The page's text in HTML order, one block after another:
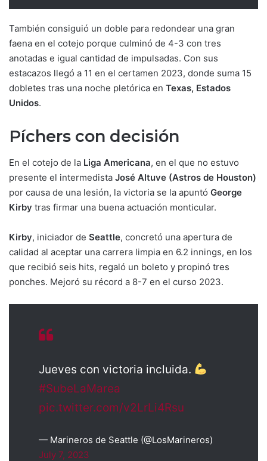
También consiguió un doble para redondear una gran
faena en el cotejo porque culminó de 4-3 con tres
anotadas e igual cantidad de impulsadas. Con sus
estacazos llegó a 11 en el certamen 2023, donde suma 15
dobletes tras una noche pletórica en Texas, Estados
Unidos.
Píchers con decisión
En el cotejo de la Liga Americana, en el que no estuvo
presente el intermedista José Altuve (Astros de Houston)
por causa de una lesión, la victoria se la apuntó George
Kirby tras firmar una buena actuación monticular.
Kirby, iniciador de Seattle, concretó una apertura de
calidad al aceptar una carrera limpia en 6.2 innings, en los
que recibió seis hits, regaló un boleto y propinó tres
ponches. Mejoró su récord a 8-7 en el curso 2023.
Jueves con victoria incluida.
#SubeLaMarea
pic.twitter.com/v2LrLi4Rsu
— Marineros de Seattle (@LosMarineros)
July 7, 2023